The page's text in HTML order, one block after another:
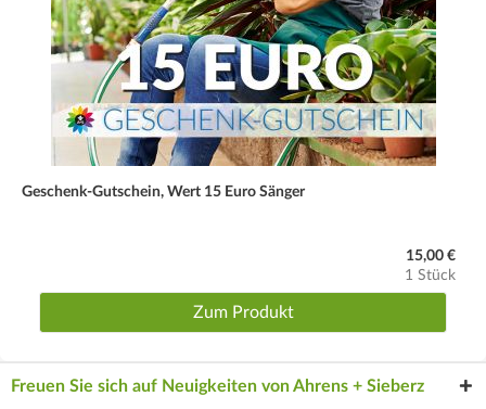
Geschenk-Gutschein, Wert 15 Euro Sänger
15,00 €
1 Stück
Zum Produkt
Freuen Sie sich auf Neuigkeiten von Ahrens + Sieberz